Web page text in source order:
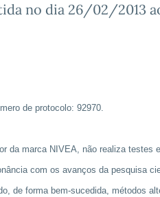
no dia 26/02/2013
de protocolo: 92970.
da marca NIVEA, não realiza
com os avanços da pesquisa
de forma bem-sucedida, métodos